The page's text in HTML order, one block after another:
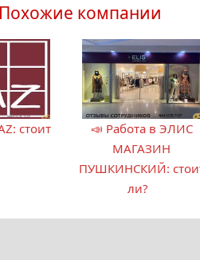
компании
стоит
📣 Работа в ЭЛИС
МАГАЗИН
ПУШКИНСКИЙ:
ли?